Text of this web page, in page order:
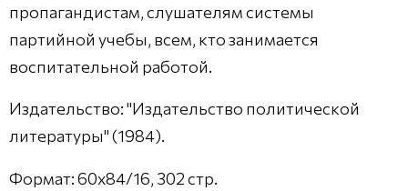
пропагандистам, слушателям системы
партийной учебы, всем, кто занимается
воспитательной работой.
Издательство: "Издательство политической
литературы" (1984).
Формат: 60x84/16, 302 стр.